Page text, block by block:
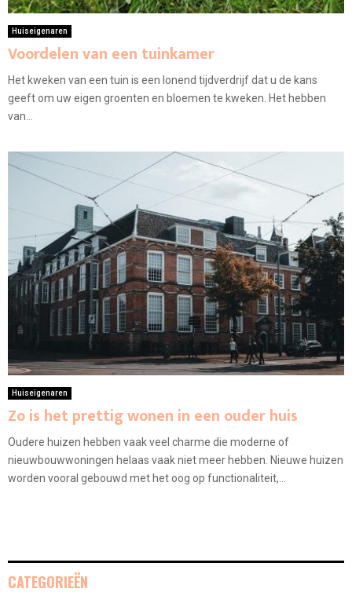
Huiseigenaren
Voordelen van een tuinkamer
Het kweken van een tuin is een lonend tijdverdrijf dat u de kans
geeft om uw eigen groenten en bloemen te kweken. Het hebben
van...
Huiseigenaren
Zo is het prettig wonen in een ouder huis
Oudere huizen hebben vaak veel charme die moderne of
nieuwbouwwoningen helaas vaak niet meer hebben. Nieuwe huizen
worden vooral gebouwd met het oog op functionaliteit,...
CATEGORIEËN